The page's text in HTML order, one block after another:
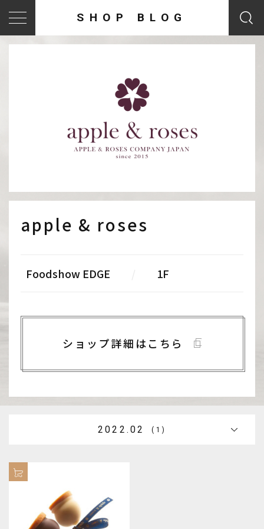
SHOP BLOG
apple & roses
Foodshow EDGE 1F
ショップ詳細はこちら
2022.02 (1)